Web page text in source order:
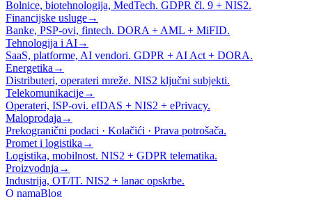
Bolnice, biotehnologija, MedTech. GDPR čl. 9 + NIS2.
Financijske usluge→
Banke, PSP-ovi, fintech. DORA + AML + MiFID.
Tehnologija i AI→
SaaS, platforme, AI vendori. GDPR + AI Act + DORA.
Energetika →
Distributeri, operateri mreže. NIS2 ključni subjekti.
Telekomunikacije→
Operateri, ISP-ovi. eIDAS + NIS2 + ePrivacy.
Maloprodaja →
Prekogranični podaci · Kolačići · Prava potrošača.
Promet i logistika →
Logistika, mobilnost. NIS2 + GDPR telematika.
Proizvodnja →
Industrija, OT/IT. NIS2 + lanac opskrbe.
O namaBlog